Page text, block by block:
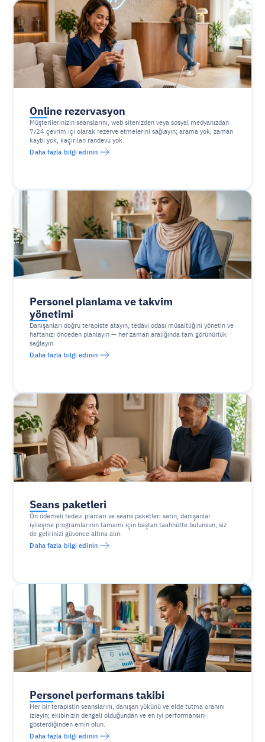
Online rezervasyon
Müşterilerinizin seanslarını, web sitenizden veya sosyal medyanızdan
7/24 çevrim içi olarak rezerve etmelerini sağlayın; arama yok, zaman
kaybı yok, kaçırılan randevu yok.
Daha fazla bilgi edinin
Personel planlama ve takvim
yönetimi
Danışanları doğru terapiste atayın, tedavi odası müsaitliğini yönetin ve
haftanızı önceden planlayın — her zaman aralığında tam görünürlük
sağlayın.
Daha fazla bilgi edinin
Seans paketleri
Ön ödemeli tedavi planları ve seans paketleri satın; danışanlar
iyileşme programlarının tamamı için baştan taahhütte bulunsun, siz
de gelirinizi güvence altına alın.
Daha fazla bilgi edinin
Personel performans takibi
Her bir terapistin seanslarını, danışan yükünü ve elde tutma oranını
izleyin; ekibinizin dengeli olduğundan ve en iyi performansını
gösterdiğinden emin olun.
Daha fazla bilgi edinin